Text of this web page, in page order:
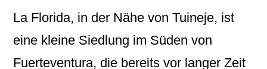
La Florida, in der Nähe von Tuineje, ist
eine kleine Siedlung im Süden von
Fuerteventura, die bereits vor langer Zeit